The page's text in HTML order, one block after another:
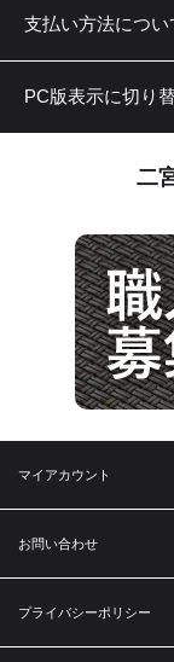
支払い方法につい
PC版表示に切り
二
マイアカウント
お問い合わせ
プライバシーポリシー